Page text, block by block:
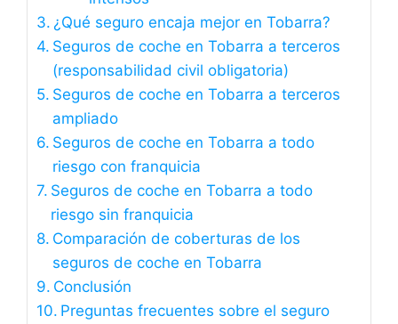
¿Qué seguro encaja mejor en Tobarra?
Seguros de coche en Tobarra a terceros
(responsabilidad civil obligatoria)
Seguros de coche en Tobarra a terceros
ampliado
Seguros de coche en Tobarra a todo
riesgo con franquicia
Seguros de coche en Tobarra a todo
riesgo sin franquicia
Comparación de coberturas de los
seguros de coche en Tobarra
Conclusión
Preguntas frecuentes sobre el seguro